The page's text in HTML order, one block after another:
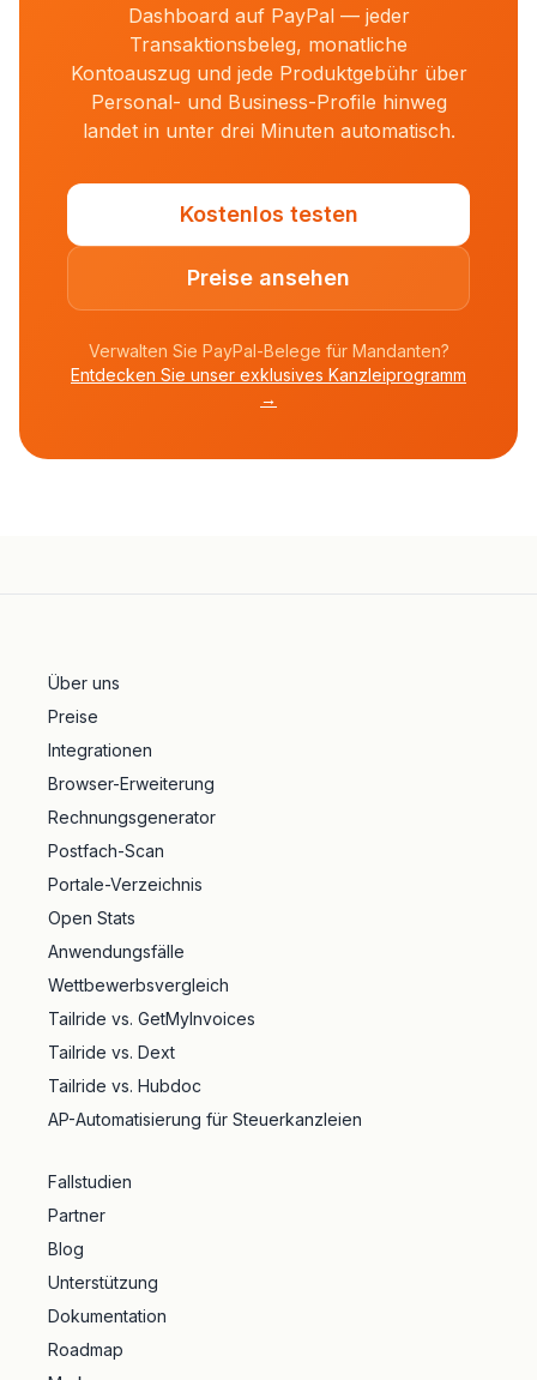
Dashboard auf PayPal — jeder
Transaktionsbeleg, monatliche
Kontoauszug und jede Produktgebühr über
Personal- und Business-Profile hinweg
landet in unter drei Minuten automatisch.
Kostenlos testen
Preise ansehen
Verwalten Sie PayPal-Belege für Mandanten?
Entdecken Sie unser exklusives Kanzleiprogramm
→
Über uns
Preise
Integrationen
Browser-Erweiterung
Rechnungsgenerator
Postfach-Scan
Portale-Verzeichnis
Open Stats
Anwendungsfälle
Wettbewerbsvergleich
Tailride vs. GetMyInvoices
Tailride vs. Dext
Tailride vs. Hubdoc
AP-Automatisierung für Steuerkanzleien
Fallstudien
Partner
Blog
Unterstützung
Dokumentation
Roadmap